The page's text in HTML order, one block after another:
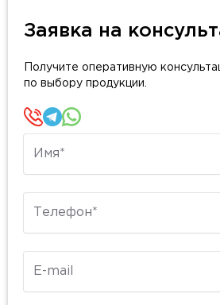
Заявка на
Получите оперативную
по выбору продукции.